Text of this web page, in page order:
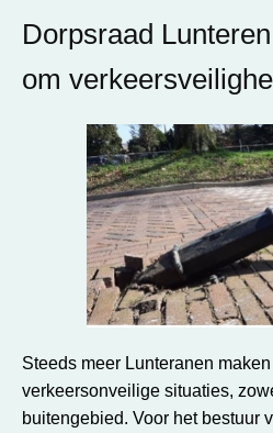
Dorpsraad
om
Steeds meer Lunteranen
verkeersonveilige situaties,
buitengebied. Voor het bestuur